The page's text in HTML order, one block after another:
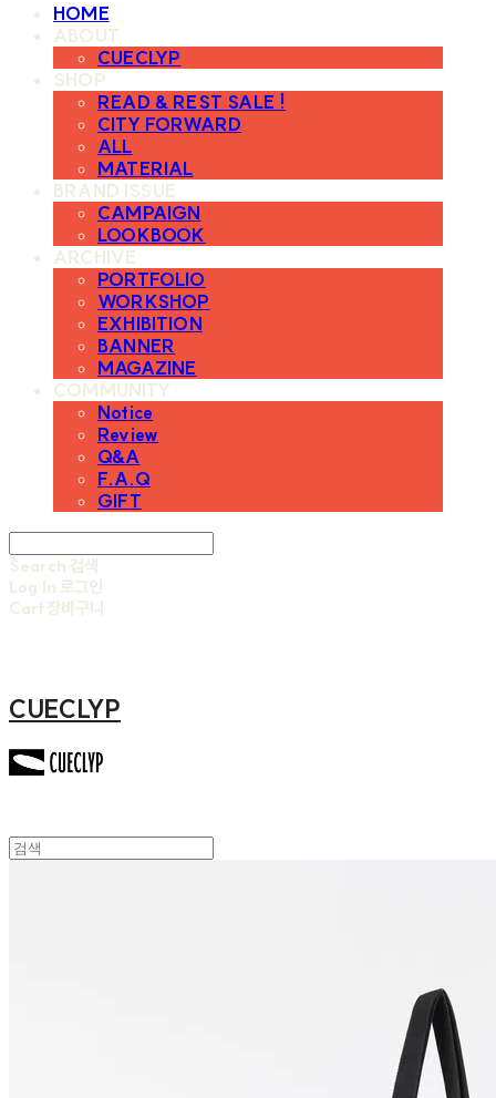
HOME
ABOUT
CUECLYP
SHOP
READ & REST SALE !
CITY FORWARD
ALL
MATERIAL
BRAND ISSUE
CAMPAIGN
LOOKBOOK
ARCHIVE
PORTFOLIO
WORKSHOP
EXHIBITION
BANNER
MAGAZINE
COMMUNITY
Notice
Review
Q&A
F.A.Q
GIFT
Search 검색
Log In 로그인
Cart장바구니
CUECLYP